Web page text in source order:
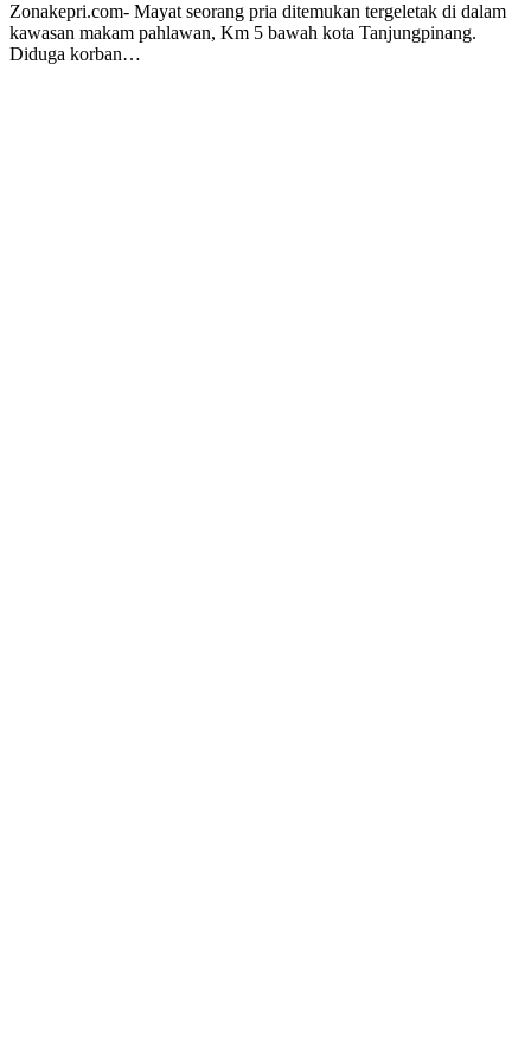
Zonakepri.com- ‎Mayat seorang pria ditemukan tergeletak di dalam
kawasan makam pahlawan, Km 5 bawah kota Tanjungpinang.
Diduga korban…